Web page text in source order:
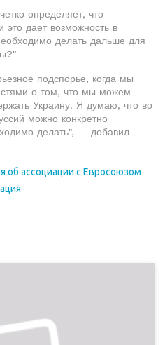
определяет, что
дает возможность в
делать дальше для
подспорье, когда мы
о том, что мы можем
Украину. Я думаю, что во
можно конкретно
делать", — добавил
об ассоциации с Евросоюзом